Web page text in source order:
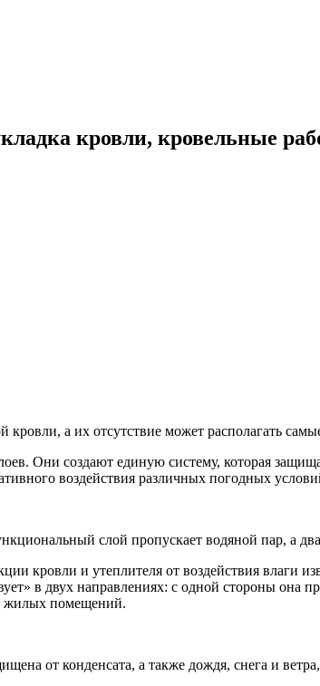
кровли, кровельные
а их отсутствие может располагать
Они создают единую систему, которая
воздействия различных погодных
слой пропускает водяной пар, а
кровли и утеплителя от воздействия влаги
в двух направлениях: с одной стороны она
жилых помещений.
от конденсата, а также дождя, снега и